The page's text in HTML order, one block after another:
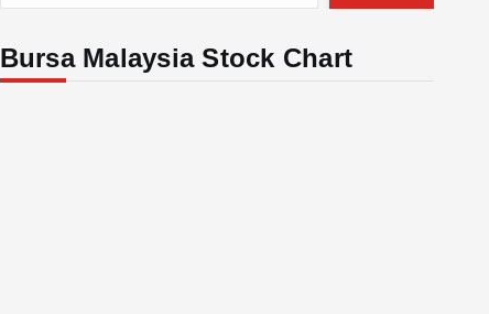
Bursa Malaysia Stock Chart